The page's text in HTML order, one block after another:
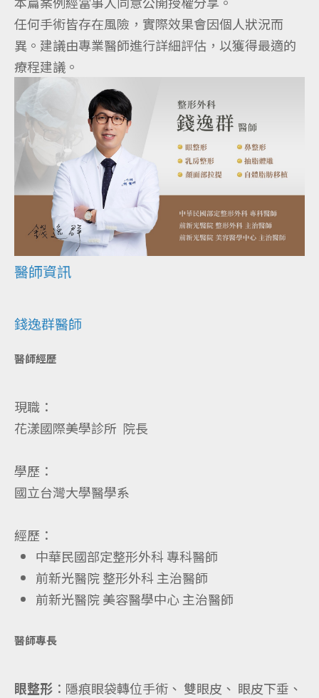
任何手術皆存在風險，實際效果會因個人狀況而
異。 建議由專業醫師進行詳細評估，以獲得最適的
療程建議。
醫師資訊
錢逸群醫師
醫師經歷
現職：
花漾國際美學診所 院長
學歷：
國立台灣大學醫學系
經歷：
中華民國部定整形外科 專科醫師
前新光醫院 整形外科 主治醫師
前新光醫院 美容醫學中心 主治醫師
醫師專長
眼整形 ：隱痕眼袋轉位手術、 雙眼皮、 眼皮下垂、